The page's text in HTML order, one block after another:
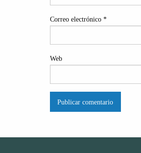
Correo electrónico *
Web